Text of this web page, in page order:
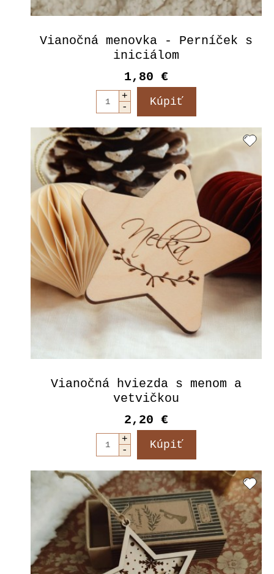
Vianočná menovka - Perníček s
iniciálom
1,80 €
Vianočná hviezda s menom a
vetvičkou
2,20 €